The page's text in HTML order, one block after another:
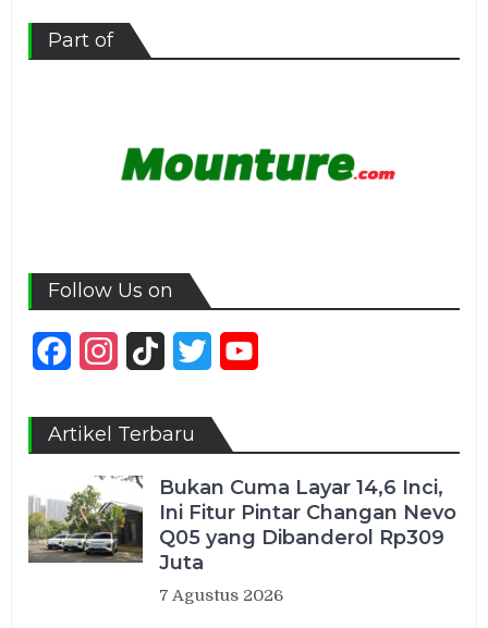
Part of
Follow Us on
FacebookInstagram
TikTok Twitter
Artikel Terbaru
Bukan Cuma Layar 14,6 Inci,
Ini Fitur Pintar Changan Nevo
Q05 yang Dibanderol Rp309
Juta
7 Agustus 2026